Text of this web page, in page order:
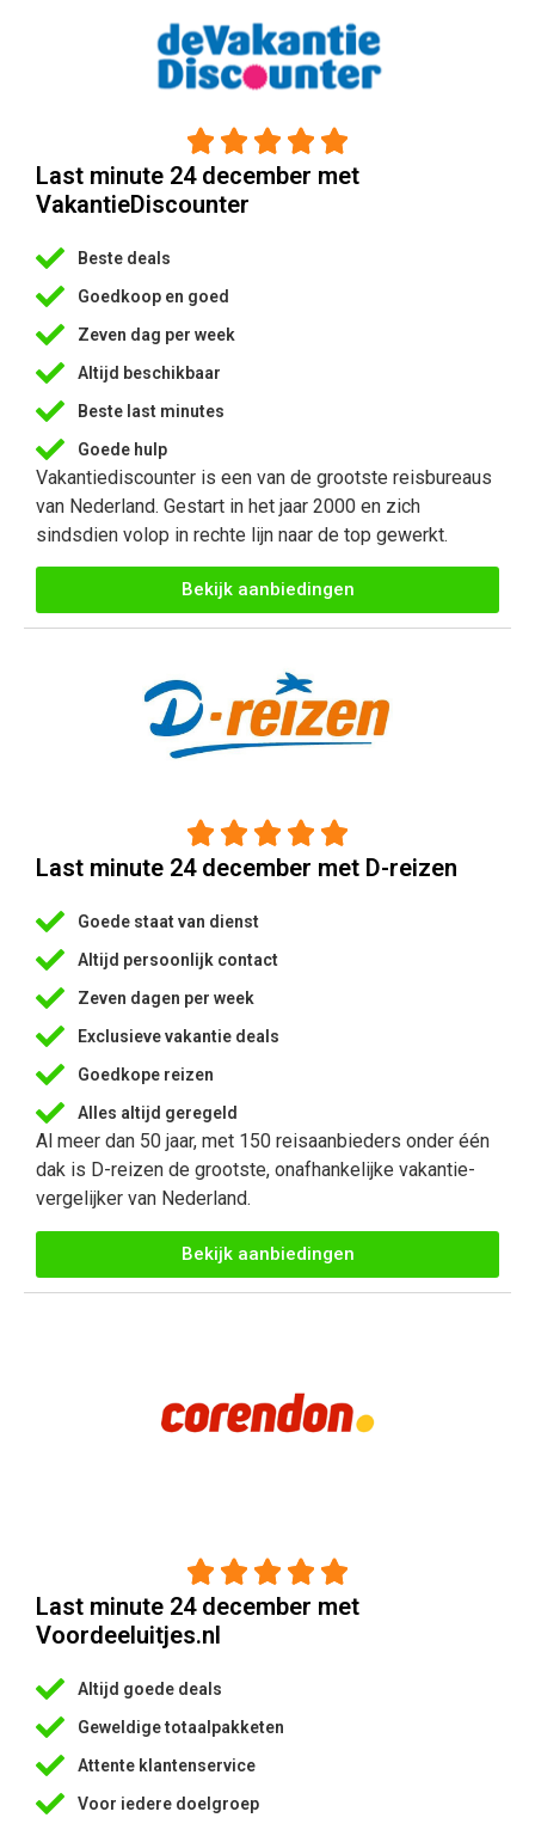
    
Last minute 24 december met
VakantieDiscounter
Beste deals
Goedkoop en goed
Zeven dag per week
Altijd beschikbaar
Beste last minutes
Goede hulp
Vakantiediscounter is een van de grootste reisbureaus
van Nederland. Gestart in het jaar 2000 en zich
sindsdien volop in rechte lijn naar de top gewerkt.
Bekijk aanbiedingen
    
Last minute 24 december met D-reizen
Goede staat van dienst
Altijd persoonlijk contact
Zeven dagen per week
Exclusieve vakantie deals
Goedkope reizen
Alles altijd geregeld
Al meer dan 50 jaar, met 150 reisaanbieders onder één
dak is D-reizen de grootste, onafhankelijke vakantie-
vergelijker van Nederland.
Bekijk aanbiedingen
    
Last minute 24 december met
Voordeeluitjes.nl
Altijd goede deals
Geweldige totaalpakketen
Attente klantenservice
Voor iedere doelgroep